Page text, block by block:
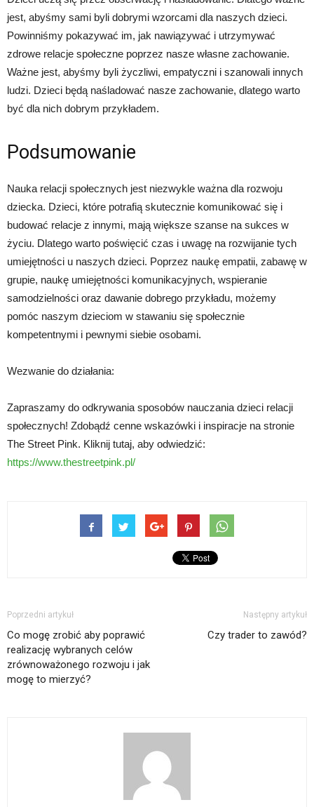
jest, abyśmy sami byli dobrymi wzorcami dla naszych dzieci.
Powinniśmy pokazywać im, jak nawiązywać i utrzymywać
zdrowe relacje społeczne poprzez nasze własne zachowanie.
Ważne jest, abyśmy byli życzliwi, empatyczni i szanowali innych
ludzi. Dzieci będą naśladować nasze zachowanie, dlatego warto
być dla nich dobrym przykładem.
Podsumowanie
Nauka relacji społecznych jest niezwykle ważna dla rozwoju
dziecka. Dzieci, które potrafią skutecznie komunikować się i
budować relacje z innymi, mają większe szanse na sukces w
życiu. Dlatego warto poświęcić czas i uwagę na rozwijanie tych
umiejętności u naszych dzieci. Poprzez naukę empatii, zabawę w
grupie, naukę umiejętności komunikacyjnych, wspieranie
samodzielności oraz dawanie dobrego przykładu, możemy
pomóc naszym dzieciom w stawaniu się społecznie
kompetentnymi i pewnymi siebie osobami.
Wezwanie do działania:
Zapraszamy do odkrywania sposobów nauczania dzieci relacji
społecznych! Zdobądź cenne wskazówki i inspiracje na stronie
The Street Pink. Kliknij tutaj, aby odwiedzić:
https://www.thestreetpink.pl/
Poprzedni artykuł
Co mogę zrobić aby poprawić
realizację wybranych celów
zrównoważonego rozwoju i jak
mogę to mierzyć?
Następny artykuł
Czy trader to zawód?